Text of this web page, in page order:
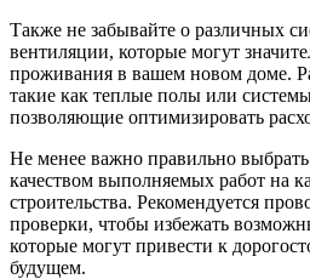
Также не забывайте о различных
вентиляции, которые могут
проживания в вашем новом доме.
такие как теплые полы или
позволяющие оптимизировать
Не менее важно правильно выбрать
качеством выполняемых работ на
строительства. Рекомендуется
проверки, чтобы избежать
которые могут привести к
будущем.